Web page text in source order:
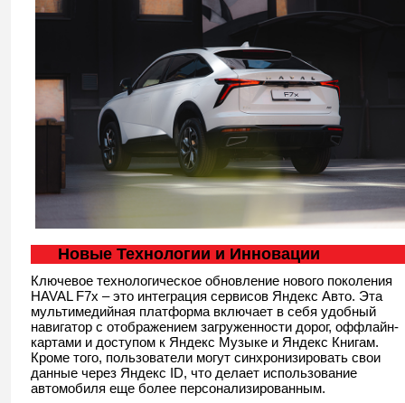
Новые Технологии и Инновации
Ключевое технологическое обновление нового поколения
HAVAL F7x – это интеграция сервисов Яндекс Авто. Эта
мультимедийная платформа включает в себя удобный
навигатор с отображением загруженности дорог, оффлайн-
картами и доступом к Яндекс Музыке и Яндекс Книгам.
Кроме того, пользователи могут синхронизировать свои
данные через Яндекс ID, что делает использование
автомобиля еще более персонализированным.